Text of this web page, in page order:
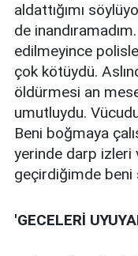
aldattığımı
de
edilmeyince
çok kötüydü.
öldürmesi an
umutluydu.
Beni boğmaya
yerinde darp izleri
geçirdiğimde beni
'GECELERİ